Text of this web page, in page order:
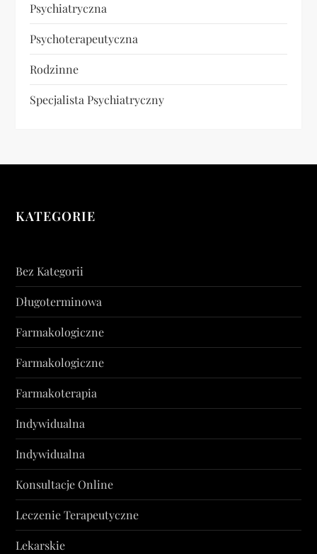
Psychiatryczna
Psychoterapeutyczna
Rodzinne
Specjalista Psychiatryczny
KATEGORIE
Bez Kategorii
Długoterminowa
Farmakologiczne
Farmakologiczne
Farmakoterapia
Indywidualna
Indywidualna
Konsultacje Online
Leczenie Terapeutyczne
Lekarskie